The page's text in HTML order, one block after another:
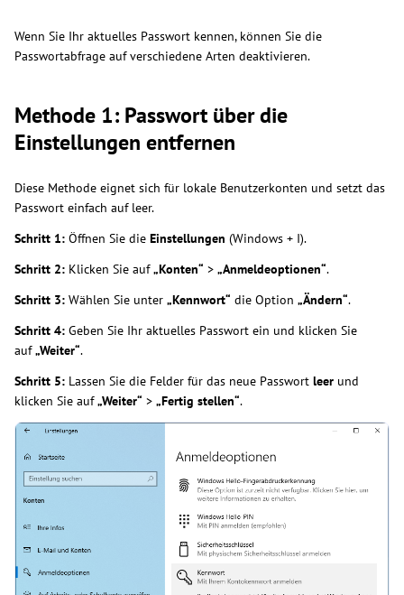
Wenn Sie Ihr aktuelles Passwort kennen, können Sie die
Passwortabfrage auf verschiedene Arten deaktivieren.
Methode 1: Passwort über die
Einstellungen entfernen
Diese Methode eignet sich für lokale Benutzerkonten und setzt das
Passwort einfach auf leer.
Schritt 1: Öffnen Sie die Einstellungen (Windows + I).
Schritt 2: Klicken Sie auf„Konten“ > „Anmeldeoptionen“.
Schritt 3: Wählen Sie unter „Kennwort“ die Option „Ändern“.
Schritt 4: Geben Sie Ihr aktuelles Passwort ein und klicken Sie
auf„Weiter“.
Schritt 5: Lassen Sie die Felder für das neue Passwort leer und
klicken Sie auf„Weiter“ > „Fertig stellen“.